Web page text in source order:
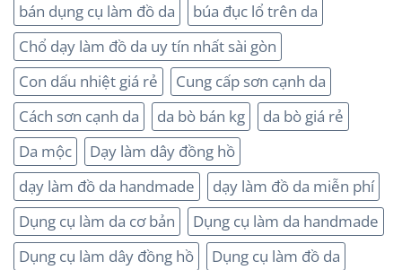
bán dụng cụ làm đồ da
búa đục lổ trên da
Chổ dạy làm đồ da uy tín nhất sài gòn
Con dấu nhiệt giá rẻ
Cung cấp sơn cạnh da
Cách sơn cạnh da
da bò bán kg
da bò giá rẻ
Da mộc
Dạy làm dây đồng hồ
dạy làm đồ da handmade
dạy làm đồ da miễn phí
Dụng cụ làm da cơ bản
Dụng cụ làm da handmade
Dụng cụ làm dây đồng hồ
Dụng cụ làm đồ da